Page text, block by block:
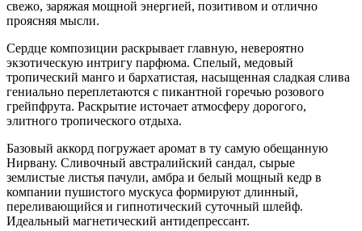
свежо, заряжая мощной энергией, позитивом и отлично
проясняя мысли.
Сердце композиции раскрывает главную, невероятно
экзотическую интригу парфюма. Спелый, медовый
тропический манго и бархатистая, насыщенная сладкая слива
гениально переплетаются с пикантной горечью розового
грейпфрута. Раскрытие источает атмосферу дорогого,
элитного тропического отдыха.
Базовый аккорд погружает аромат в ту самую обещанную
Нирвану. Сливочный австралийский сандал, сырые
землистые листья пачули, амбра и белый мощный кедр в
компании пушистого мускуса формируют длинный,
переливающийся и гипнотический суточный шлейф.
Идеальный магнетический антидепрессант.